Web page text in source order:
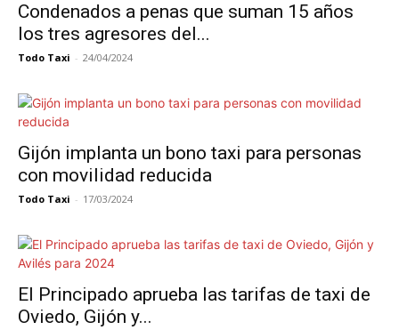
Condenados a penas que suman 15 años
los tres agresores del...
Todo Taxi - 24/04/2024
Gijón implanta un bono taxi para personas
con movilidad reducida
Todo Taxi - 17/03/2024
El Principado aprueba las tarifas de taxi de
Oviedo, Gijón y...